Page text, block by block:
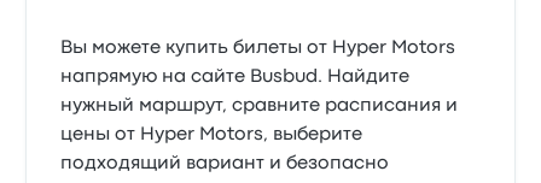
Вы можете купить билеты от Hyper Motors
напрямую на сайте Busbud. Найдите
нужный маршрут, сравните расписания и
цены от Hyper Motors, выберите
подходящий вариант и безопасно